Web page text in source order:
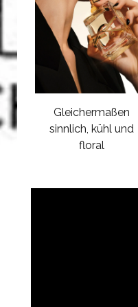
Gleichermaßen
sinnlich, kühl und
floral